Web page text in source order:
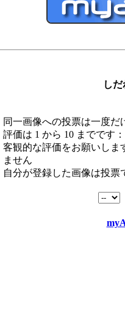
し
同一画像への投票は一度だ
評価は 1 から 10 までです
客観的な評価をお願いしま
ません
自分が登録した画像は投票